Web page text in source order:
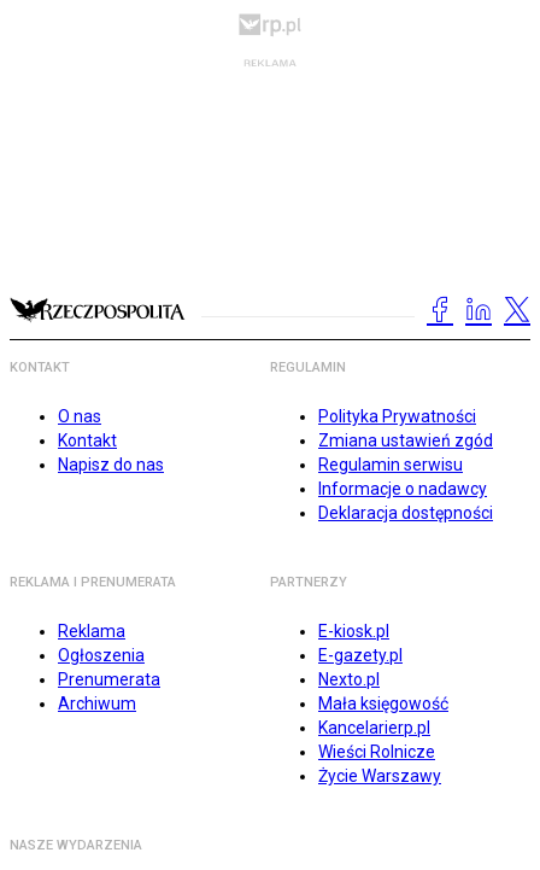
KONTAKT
O nas
Kontakt
Napisz do nas
REGULAMIN
Polityka Prywatności
Zmiana ustawień zgód
Regulamin serwisu
Informacje o nadawcy
Deklaracja dostępności
REKLAMA I PRENUMERATA
Reklama
Ogłoszenia
Prenumerata
Archiwum
PARTNERZY
E-kiosk.pl
E-gazety.pl
Nexto.pl
Mała księgowość
Kancelarierp.pl
Wieści Rolnicze
Życie Warszawy
NASZE WYDARZENIA